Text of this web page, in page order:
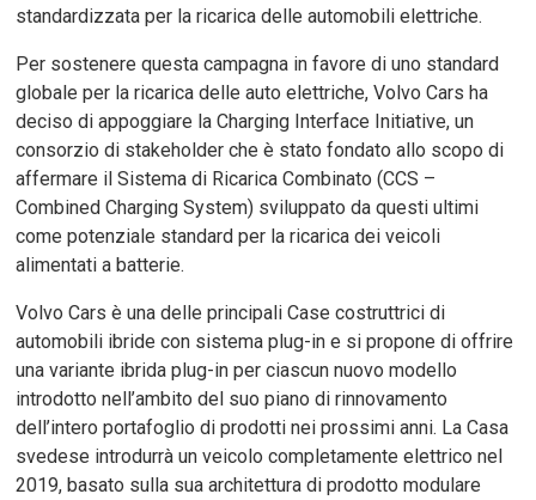
standardizzata per la ricarica delle automobili elettriche.
Per sostenere questa campagna in favore di uno standard
globale per la ricarica delle auto elettriche, Volvo Cars ha
deciso di appoggiare la Charging Interface Initiative, un
consorzio di stakeholder che è stato fondato allo scopo di
affermare il Sistema di Ricarica Combinato (CCS –
Combined Charging System) sviluppato da questi ultimi
come potenziale standard per la ricarica dei veicoli
alimentati a batterie.
Volvo Cars è una delle principali Case costruttrici di
automobili ibride con sistema plug-in e si propone di offrire
una variante ibrida plug-in per ciascun nuovo modello
introdotto nell’ambito del suo piano di rinnovamento
dell’intero portafoglio di prodotti nei prossimi anni. La Casa
svedese introdurrà un veicolo completamente elettrico nel
2019, basato sulla sua architettura di prodotto modulare